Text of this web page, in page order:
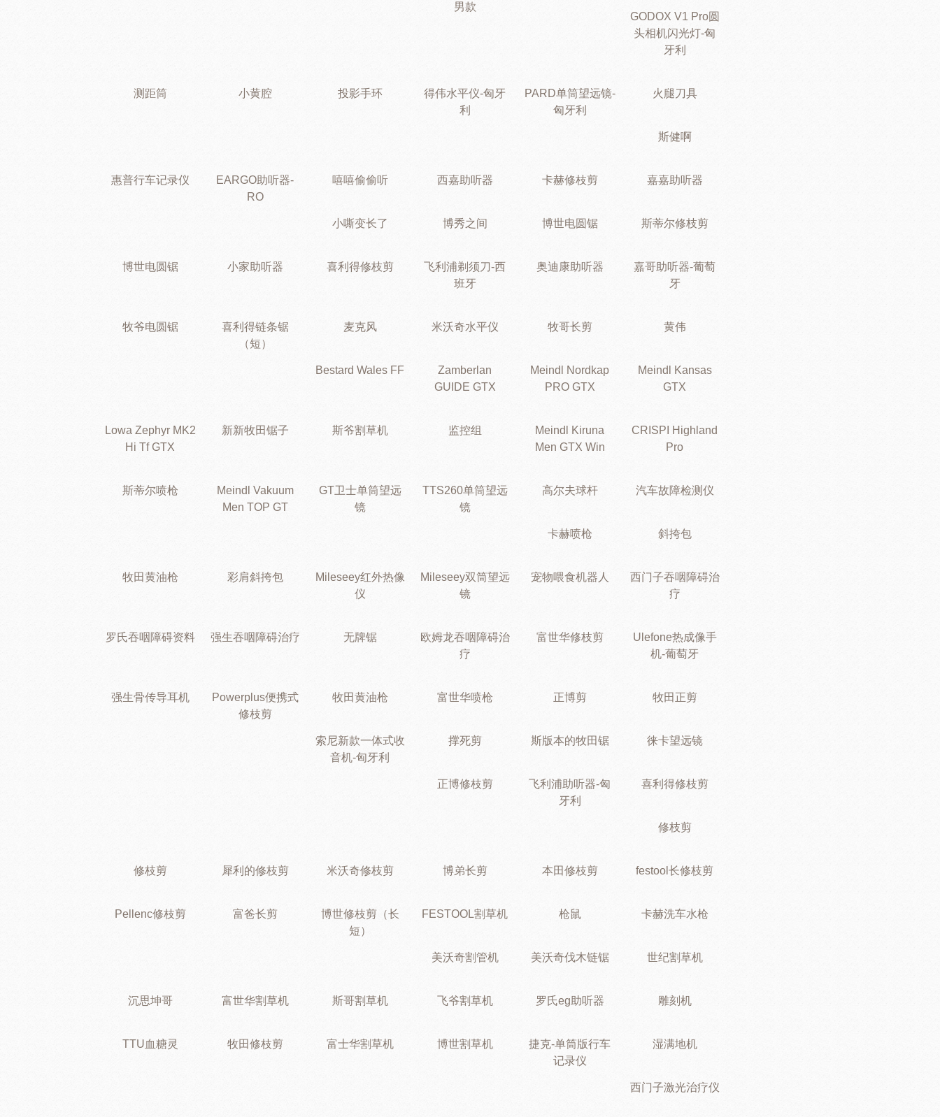
男款
GODOX V1 Pro圆
头相机闪光灯-匈
牙利
测距筒 小黄腔 投影手环
得伟水平仪-匈牙
利
PARD单筒望远镜-
匈牙利
火腿刀具
斯健啊
惠普行车记录仪
EARGO助听器-
RO
嘻嘻偷偷听 西嘉助听器 卡赫修枝剪 嘉嘉助听器
小嘶变长了 博秀之间 博世电圆锯 斯蒂尔修枝剪
博世电圆锯 小家助听器 喜利得修枝剪
飞利浦剃须刀-西
班牙
奥迪康助听器
嘉哥助听器-葡萄
牙
牧爷电圆锯
喜利得链条锯
（短）
麦克风 米沃奇水平仪 牧哥长剪 黄伟
Bestard Wales FF
Zamberlan
GUIDE GTX
Meindl Nordkap
PRO GTX
Meindl Kansas
GTX
Lowa Zephyr MK2
Hi Tf GTX
新新牧田锯子 斯爷割草机 监控组
Meindl Kiruna
Men GTX Win
CRISPI Highland
Pro
斯蒂尔喷枪
Meindl Vakuum
Men TOP GT
GT卫士单筒望远
镜
TTS260单筒望远
镜
高尔夫球杆 汽车故障检测仪
卡赫喷枪 斜挎包
牧田黄油枪 彩肩斜挎包
Mileseey红外热像
仪
Mileseey双筒望远
镜
宠物喂食机器人
西门子吞咽障碍治
疗
罗氏吞咽障碍资料 强生吞咽障碍治疗 无牌锯
欧姆龙吞咽障碍治
疗
富世华修枝剪
Ulefone热成像手
机-葡萄牙
强生骨传导耳机
Powerplus便携式
修枝剪
牧田黄油枪 富世华喷枪 正博剪 牧田正剪
索尼新款一体式收
音机-匈牙利
撑死剪 斯版本的牧田锯 徕卡望远镜
正博修枝剪
飞利浦助听器-匈
牙利
喜利得修枝剪
修枝剪
修枝剪 犀利的修枝剪 米沃奇修枝剪 博弟长剪 本田修枝剪 festool长修枝剪
Pellenc修枝剪 富爸长剪
博世修枝剪（长
短）
FESTOOL割草机 枪鼠 卡赫洗车水枪
美沃奇割管机 美沃奇伐木链锯 世纪割草机
沉思坤哥 富世华割草机 斯哥割草机 飞爷割草机 罗氏eg助听器 雕刻机
TTU血糖灵 牧田修枝剪 富士华割草机 博世割草机
捷克-单筒版行车
记录仪
湿满地机
西门子激光治疗仪